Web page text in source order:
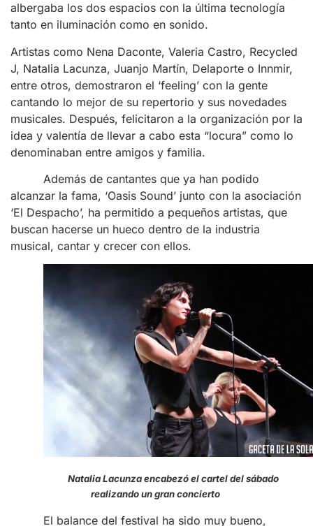
albergaba los dos espacios con la última tecnología
tanto en iluminación como en sonido.
Artistas como Nena Daconte, Valeria Castro, Recycled
J, Natalia Lacunza, Juanjo Martín, Delaporte o Innmir,
entre otros, demostraron el ‘feeling’ con la gente
cantando lo mejor de su repertorio y sus novedades
musicales. Después, felicitaron a la organización por la
idea y valentía de llevar a cabo esta “locura” como lo
denominaban entre amigos y familia.
Además de cantantes que ya han podido
alcanzar la fama, ‘Oasis Sound’ junto con la asociación
‘El Despacho’, ha permitido a pequeños artistas, que
buscan hacerse un hueco dentro de la industria
musical, cantar y crecer con ellos.
Natalia Lacunza encabezó el cartel del sábado
realizando un gran concierto
El balance del festival ha sido muy bueno,